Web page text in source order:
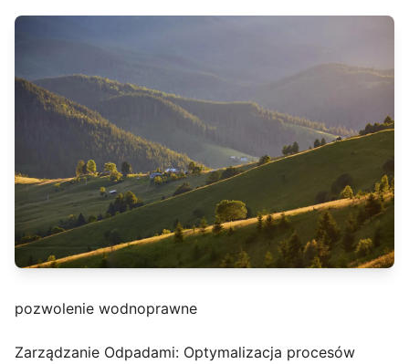
pozwolenie wodnoprawne
Zarządzanie Odpadami: Optymalizacja procesów